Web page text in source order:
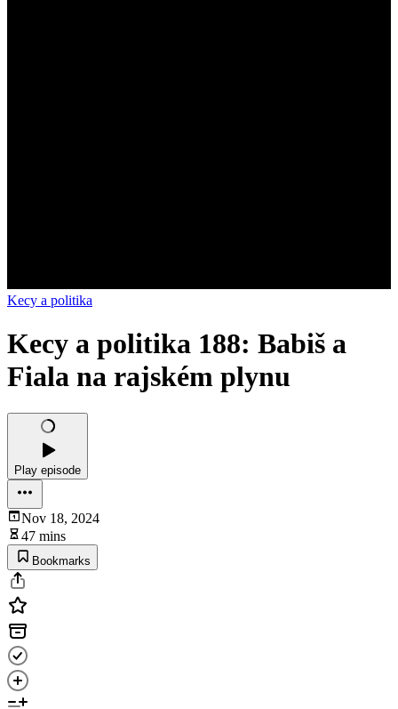
Kecy a politika
Kecy a politika 188: Babiš a
Fiala na rajském plynu
Play episode
Nov 18, 2024
47 mins
Bookmarks